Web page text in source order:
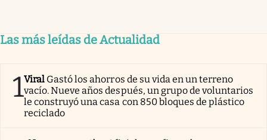
Las más leídas de Actualidad
1Viral Gastó los ahorros de su vida en un terreno
vacío. Nueve años después, un grupo de voluntarios
le construyó una casa con 850 bloques de plástico
reciclado